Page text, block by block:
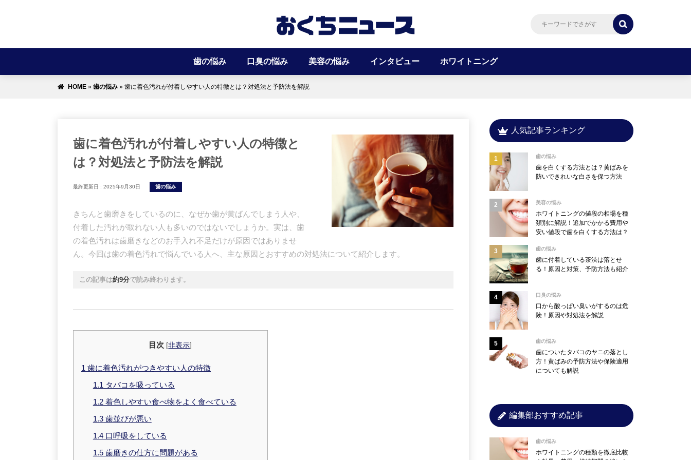
歯の悩み 口臭の悩み 美容の悩み インタビュー ホワイトニング
HOME » 歯の悩み » 歯に着色汚れが付着しやすい人の特徴とは？対処法と予防法を解説
歯に着色汚れが付着しやすい人の特徴と
は？対処法と予防法を解説
最終更新日 : 2025年9月30日 歯の悩み
きちんと歯磨きをしているのに、なぜか歯が黄ばんでしまう人や、
付着した汚れが取れない人も多いのではないでしょうか。実は、歯
の着色汚れは歯磨きなどのお手入れ不足だけが原因ではありませ
ん。今回は歯の着色汚れで悩んでいる人へ、主な原因とおすすめの対処法について紹介します。
この記事は約9分で読み終わります。
目次 [非表示]
1 歯に着色汚れがつきやすい人の特徴
1.1 タバコを吸っている
1.2着色しやすい食べ物をよく食べている
1.3歯並びが悪い
1.4口呼吸をしている
1.5歯磨きの仕方に問題がある
人気記事ランキング
歯の悩み
歯を白くする方法とは？黄ばみを
防いできれいな白さを保つ方法
美容の悩み
ホワイトニングの値段の相場を種
類別に解説！追加でかかる費用や
安い値段で歯を白くする方法は？
歯の悩み
歯に付着している茶渋は落とせ
る！原因と対策、予防方法も紹介
口臭の悩み
口から酸っぱい臭いがするのは危
険！原因や対処法を解説
歯の悩み
歯についたタバコのヤニの落とし
方！黄ばみの予防方法や保険適用
についても解説
編集部おすすめ記事
歯の悩み
ホワイトニングの種類を徹底比較